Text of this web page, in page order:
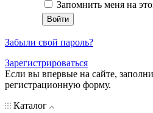
Запомнить меня на
Забыли свой пароль?
Зарегистрироваться
Если вы впервые на сайте,
регистрационную форму.
Каталог